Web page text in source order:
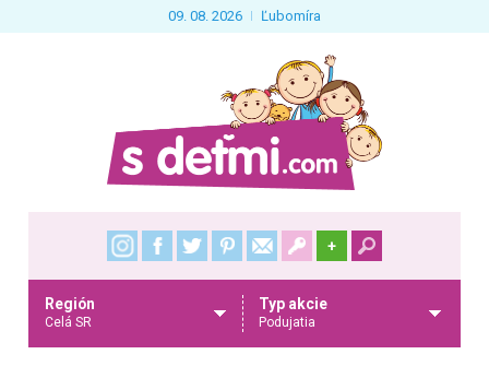
09. 08. 2026 Ľubomíra
+
Región
Celá SR
Typ akcie
Podujatia